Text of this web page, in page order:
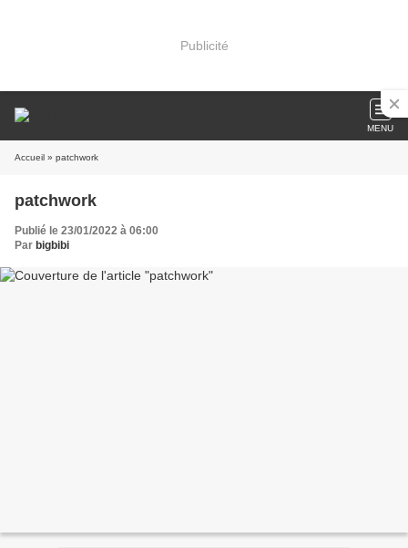
Publicité
MENU
Accueil » patchwork
patchwork
Publié le 23/01/2022 à 06:00
Par bigbibi